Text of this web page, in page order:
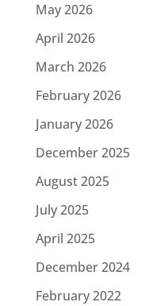
May 2026
April 2026
March 2026
February 2026
January 2026
December 2025
August 2025
July 2025
April 2025
December 2024
February 2022